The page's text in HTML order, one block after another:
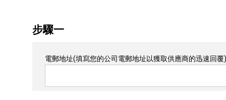
步驟一
電郵地址(填寫您的公司電郵地址以獲取供應商的迅速回覆)